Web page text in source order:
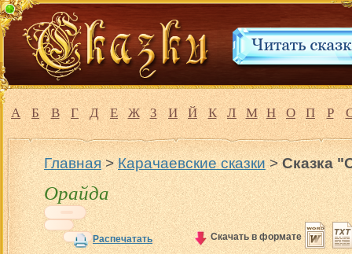
А Б В Г Д Е Ж З И Й К Л М Н О П Р
Главная>Карачаевские сказки>Сказка
Орайда
Распечатать Скачать в формате